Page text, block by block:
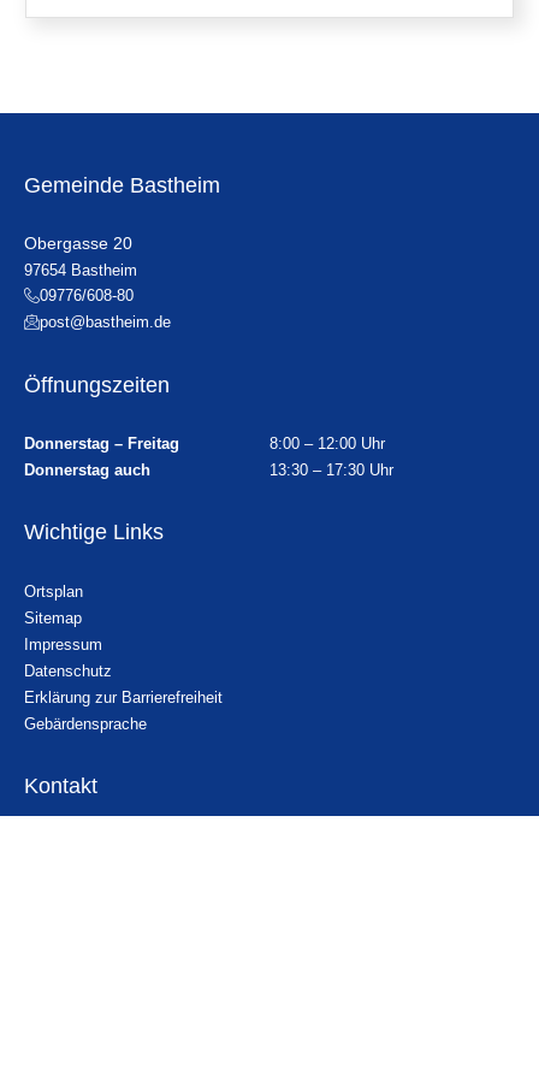
Gemeinde Bastheim
Obergasse 20
97654 Bastheim
09776/608-80
post@bastheim.de
Öffnungszeiten
Donnerstag – Freitag
8:00 – 12:00 Uhr
Donnerstag auch
13:30 – 17:30 Uhr
Wichtige Links
Ortsplan
Sitemap
Impressum
Datenschutz
Erklärung zur Barrierefreiheit
Gebärdensprache
Kontakt